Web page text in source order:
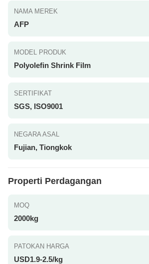
NAMA MEREK
AFP
MODEL PRODUK
Polyolefin Shrink Film
SERTIFIKAT
SGS, ISO9001
NEGARA ASAL
Fujian, Tiongkok
Properti Perdagangan
MOQ
2000kg
PATOKAN HARGA
USD1.9-2.5/kg